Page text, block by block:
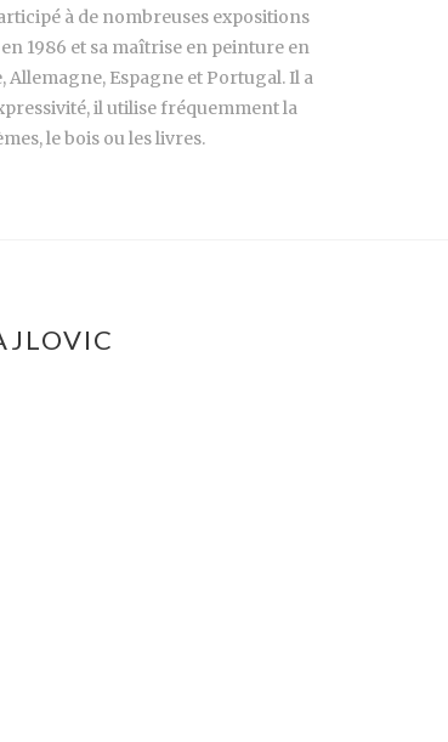
à de nombreuses expositions
1986 et sa maîtrise en peinture en
Allemagne, Espagne et Portugal. Il a
il utilise fréquemment la
le bois ou les livres.